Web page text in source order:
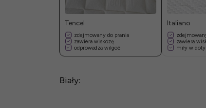
Tencel
zdejmowany do prania
zawiera wiskozę
odprowadza wilgoć
Italiano
zawiera
miły w
Biały: